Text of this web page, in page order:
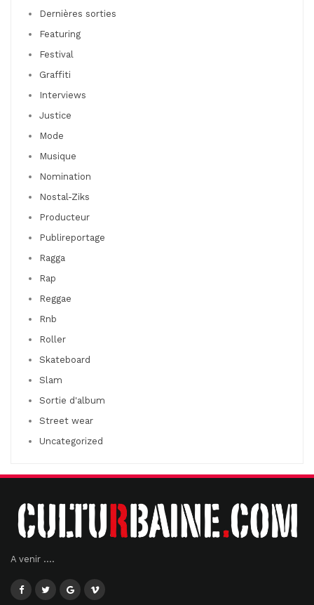
Dernières sorties
Featuring
Festival
Graffiti
Interviews
Justice
Mode
Musique
Nomination
Nostal-Ziks
Producteur
Publireportage
Ragga
Rap
Reggae
Rnb
Roller
Skateboard
Slam
Sortie d'album
Street wear
Uncategorized
A venir ....